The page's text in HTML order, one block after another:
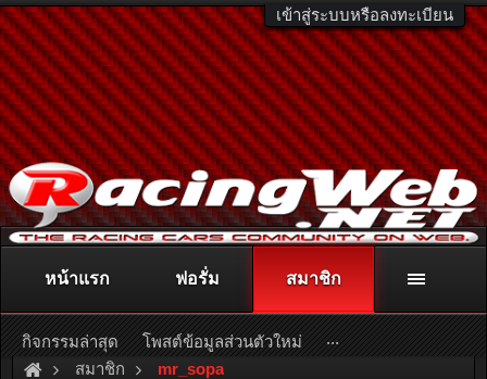
เข้าสู่ระบบหรือลงทะเบียน
ติดต่อลงโฆษณา racingweb@gmail.comหรือโทร. 081-811-1138
หรืออ่านรายละเอียดเพิ่มเติม คลิกที่นี่
สมาชิก mr_sopa
หน้าแรก ฟอรั่ม สมาชิก
กิจกรรมล่าสุด โพสต์ข้อมูลส่วนตัวใหม่ ...